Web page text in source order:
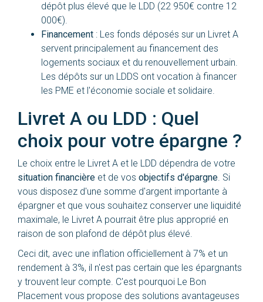
dépôt plus élevé que le LDD (22 950€ contre 12
000€).
Financement : Les fonds déposés sur un Livret A
servent principalement au financement des
logements sociaux et du renouvellement urbain.
Les dépôts sur un LDDS ont vocation à financer
les PME et l'économie sociale et solidaire.
Livret A ou LDD : Quel
choix pour votre épargne ?
Le choix entre le Livret A et le LDD dépendra de votre
situation financière et de vos objectifs d'épargne. Si
vous disposez d'une somme d'argent importante à
épargner et que vous souhaitez conserver une liquidité
maximale, le Livret A pourrait être plus approprié en
raison de son plafond de dépôt plus élevé.
Ceci dit, avec une inflation officiellement à 7% et un
rendement à 3%, il n'est pas certain que les épargnants
y trouvent leur compte. C'est pourquoi Le Bon
Placement vous propose des solutions avantageuses